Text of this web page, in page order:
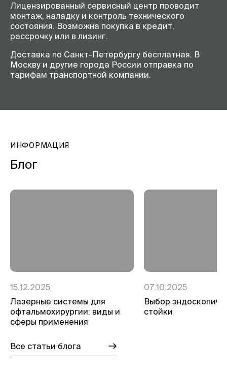
Лицензированный сервисный центр проводит
монтаж, наладку и контроль технического
состояния. Возможна покупка в кредит,
рассрочку или в лизинг.
Доставка по Санкт-Петербургу бесплатная. В
Москву и другие города России отправка по
тарифам транспортной компании.
ИНФОРМАЦИЯ
Блог
15.12.2025
Лазерные системы для
офтальмохирургии: виды и
сферы применения
07.10.2025
Выбор
стойки
Все статьи блога